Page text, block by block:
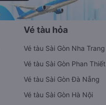
Vé tàu hỏa
Vé tàu Sài Gòn Nha Trang
Vé tàu Sài Gòn Phan Thiết
Vé tàu Sài Gòn Đà Nẵng
Vé tàu Sài Gòn Hà Nội